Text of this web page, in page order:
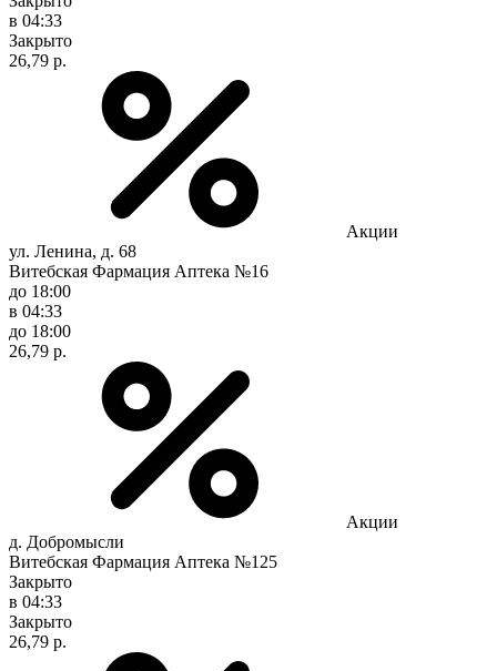
в 04:33
Закрыто
26,79 р.
Акции
ул. Ленина, д. 68
Витебская Фармация Аптека №16
до 18:00
в 04:33
до 18:00
26,79 р.
Акции
д. Добромысли
Витебская Фармация Аптека №125
Закрыто
в 04:33
Закрыто
26,79 р.